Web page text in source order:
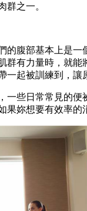
群之一。
腹部基本上是
有力量時，就
起被訓練到，讓
些日常常見的
妳想要有效率